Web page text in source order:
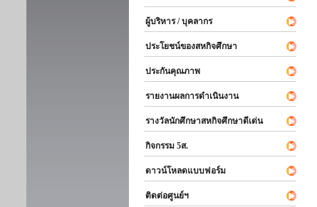
ผู้บริหาร / บุคลากร
ประโยชน์ของสหกิจศึกษา
ประกันคุณภาพ
รายงานผลการดำเนินงาน
รางวัลนักศึกษาสหกิจศึกษาดีเด่น
กิจกรรม 5ส.
ดาวน์โหลดแบบฟอร์ม
ติดต่อศูนย์ฯ